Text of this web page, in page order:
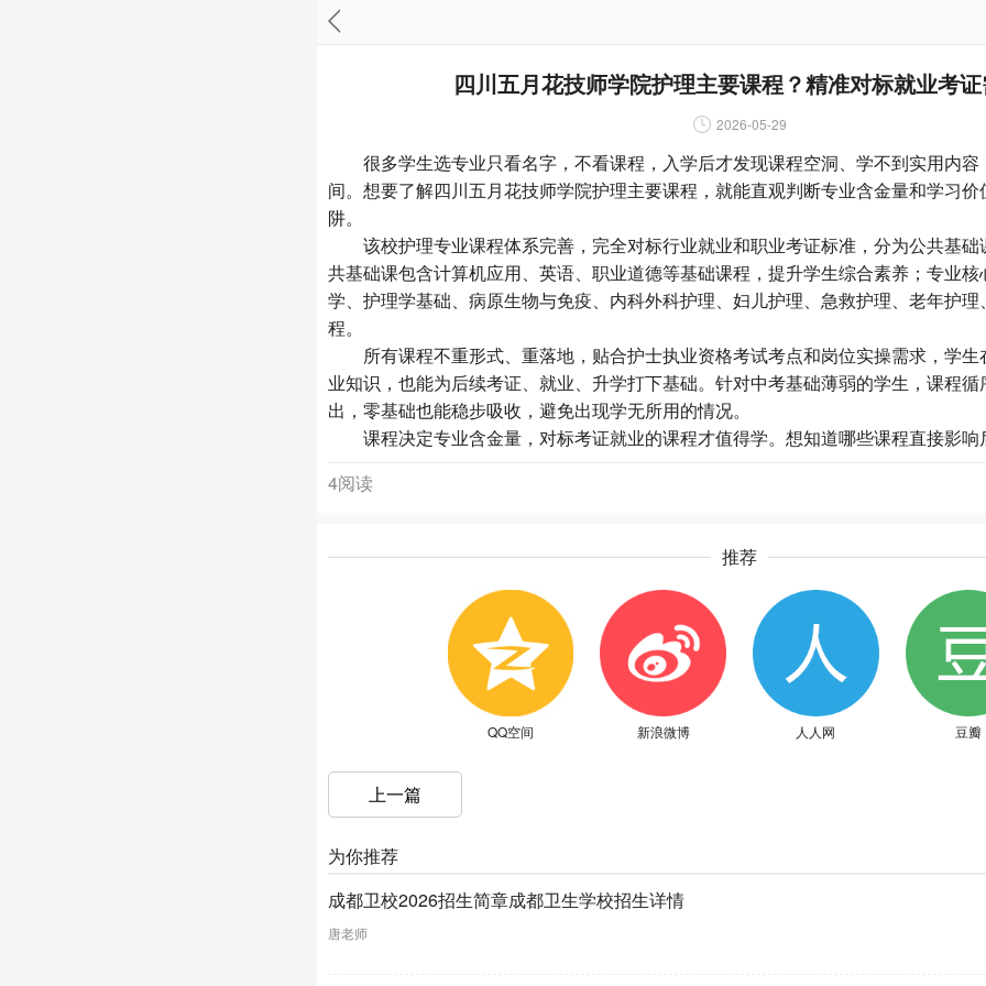
四川五月花技师学院护理主要课程？精准对标就业考
2026-05-29
很多学生选专业只看名字，不看课程，入学后才发现课程空洞、学不到实用内容
间。想要了解四川五月花技师学院护理主要课程，就能直观判断专业含金量和学习
阱。
该校护理专业课程体系完善，完全对标行业就业和职业考证标准，分为公共基础
共基础课包含计算机应用、英语、职业道德等基础课程，提升学生综合素养；专业
学、护理学基础、病原生物与免疫、内科外科护理、妇儿护理、急救护理、老年护
程。
所有课程不重形式、重落地，贴合护士执业资格考试考点和岗位实操需求，学生
业知识，也能为后续考证、就业、升学打下基础。针对中考基础薄弱的学生，课程
出，零基础也能稳步吸收，避免出现学无所用的情况。
课程决定专业含金量，对标考证就业的课程才值得学。想知道哪些课程直接影响
4阅读
推荐
QQ空间 新浪微博 人人网 豆瓣
上一篇
为你推荐
成都卫校2026招生简章成都卫生学校招生详情
唐老师